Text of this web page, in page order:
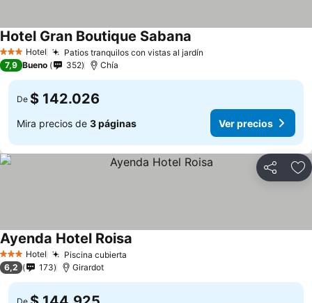
3 Estrellas
Hotel Patios tranquilos con vistas al jardín
Hotel Gran Boutique Sabana
7,9 Bueno 352 Chía
De $ 142.026
Mira precios de 3 páginas Ver precios
Compartir
3 Estrellas
Hotel Piscina cubierta
Ayenda Hotel Roisa
6,2 173 Girardot
De